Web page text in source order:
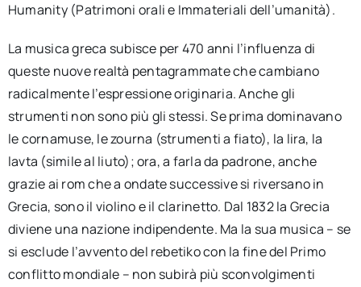
Humanity (Patrimoni orali e Immateriali dell’umanità).
La musica greca subisce per 470 anni l’influenza di
queste nuove realtà pentagrammate che cambiano
radicalmente l’espressione originaria. Anche gli
strumenti non sono più gli stessi. Se prima dominavano
le cornamuse, le zourna (strumenti a fiato), la lira, la
lavta (simile al liuto); ora, a farla da padrone, anche
grazie ai rom che a ondate successive si riversano in
Grecia, sono il violino e il clarinetto. Dal 1832 la Grecia
diviene una nazione indipendente. Ma la sua musica – se
si esclude l’avvento del rebetiko con la fine del Primo
conflitto mondiale – non subirà più sconvolgimenti